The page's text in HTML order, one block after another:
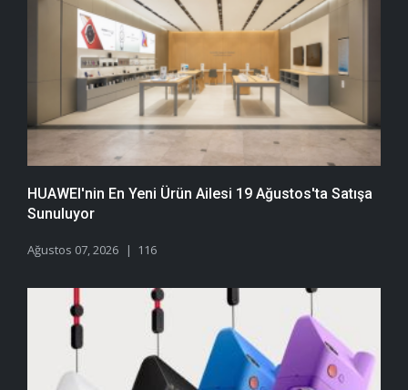
HUAWEI'nin En Yeni Ürün Ailesi 19 Ağustos'ta Satışa
Sunuluyor
Ağustos 07, 2026 116